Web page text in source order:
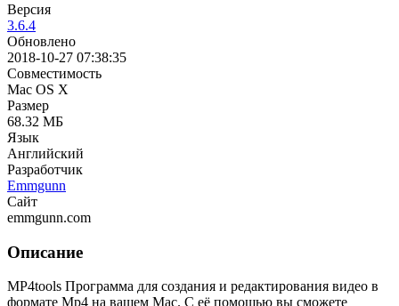
Версия
3.6.4
Обновлено
2018-10-27 07:38:35
Совместимость
Mac OS X
Размер
68.32 МБ
Язык
Английский
Разработчик
Emmgunn
Сайт
emmgunn.com
Описание
MP4tools Программа для создания и редактирования видео в
формате Mp4 на вашем Mac. С её помощью вы сможете